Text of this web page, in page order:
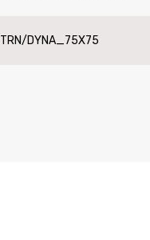
TRN/DYNA_75X75